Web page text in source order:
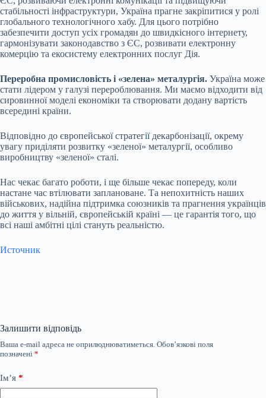
стабільності інфраструктури, Україна прагне закріпитися у ролі
глобального технологічного хабу. Для цього потрібно
забезпечити доступ усіх громадян до швидкісного інтернету,
гармонізувати законодавство з ЄС, розвивати електронну
комерцію та екосистему електронних послуг Дія.
Переробна промисловість і «зелена» металургія. Україна може
стати лідером у галузі перероблювання. Ми маємо відходити від
сировинної моделі економіки та створювати додану вартість
всередині країни.
Відповідно до європейської стратегії декарбонізації, окрему
увагу приділяти розвитку «зеленої» металургії, особливо
виробництву «зеленої» сталі.
Нас чекає багато роботи, і ще більше чекає попереду, коли
настане час втілювати заплановане. Та непохитність наших
військових, надійна підтримка союзників та прагнення українців
до життя у вільній, європейській країні — це гарантія того, що
всі наші амбітні цілі стануть реальністю.
Источник
Залишити відповідь
Ваша e-mail адреса не оприлюднюватиметься. Обов’язкові поля
позначені *
Ім’я *